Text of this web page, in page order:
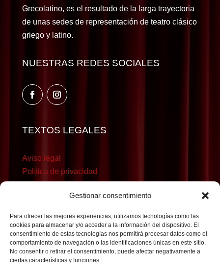
Gestionar consentimiento
Para ofrecer las mejores experiencias, utilizamos tecnologías como las
cookies para almacenar y/o acceder a la información del dispositivo. El
consentimiento de estas tecnologías nos permitirá procesar datos como el
comportamiento de navegación o las identificaciones únicas en este sitio.
No consentir o retirar el consentimiento, puede afectar negativamente a
ciertas características y funciones.
Grecolatino, es el resultado de la larga trayectoria
de unas sedes de representación de teatro clásico
griego y latino.
NUESTRAS REDES SOCIALES
TEXTOS LEGALES
Aviso legal
Política de privacidad